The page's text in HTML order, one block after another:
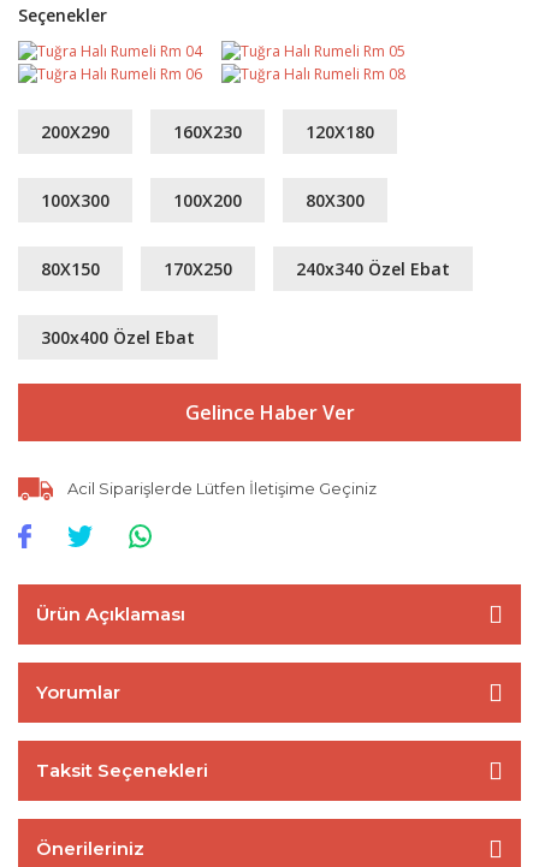
Seçenekler
200X290 160X230 120X180
100X300 100X200 80X300
80X150 170X250 240x340 Özel Ebat
300x400 Özel Ebat
Gelince Haber Ver
Acil Siparişlerde Lütfen İletişime Geçiniz
Ürün Açıklaması
Yorumlar
Taksit Seçenekleri
Önerileriniz